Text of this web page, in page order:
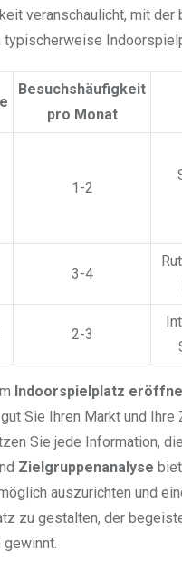
veranschaulicht, mit der
typischerweise
Besuchshäufigkeit
pro Monat
1-2
3-4
2-3
Indoorspielplatz
Sie Ihren Markt und Ihre
Sie jede Information,
Zielgruppenanalyse
auszurichten und
zu gestalten, der
gewinnt.